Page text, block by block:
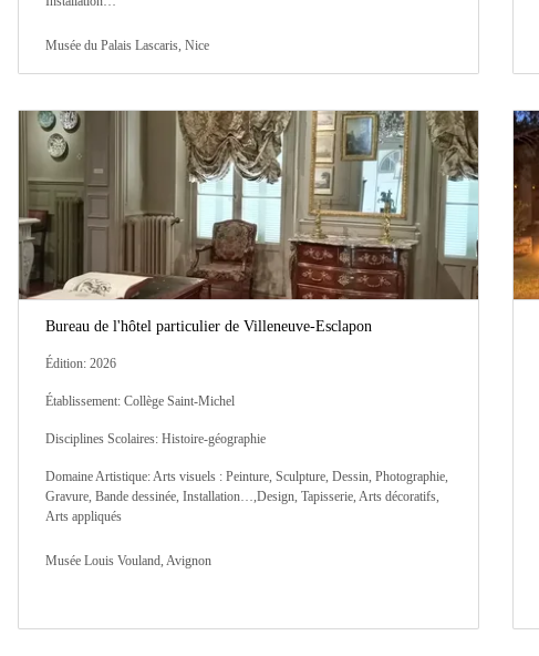
Musée du Palais Lascaris, Nice
Bureau de l'hôtel particulier de Villeneuve-Esclapon
Édition: 2026
Établissement: Collège Saint-Michel
Disciplines Scolaires: Histoire-géographie
Domaine Artistique: Arts visuels : Peinture, Sculpture, Dessin, Photographie,
Gravure, Bande dessinée, Installation…,Design, Tapisserie, Arts décoratifs,
Arts appliqués
Musée Louis Vouland, Avignon